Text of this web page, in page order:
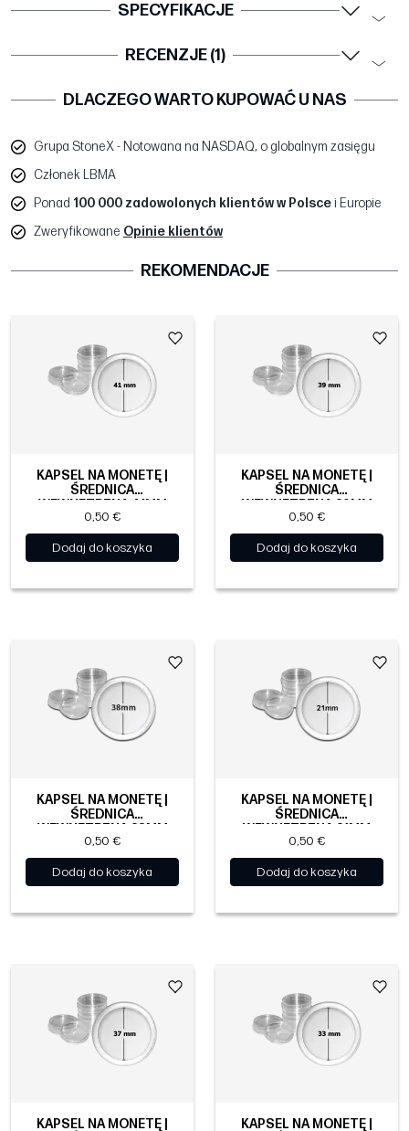
SPECYFIKACJE
RECENZJE (1)
DLACZEGO WARTO KUPOWAĆ U NAS
Grupa StoneX - Notowana na NASDAQ, o globalnym zasięgu
Członek LBMA
Ponad 100 000 zadowolonych klientów w Polscei Europie
Zweryfikowane Opinie klientów
REKOMENDACJE
KAPSEL NA MONETĘ |
ŚREDNICA
WEWNĘTRZNA 41MM
0,50 €
Dodaj do koszyka
KAPSEL NA MONETĘ |
ŚREDNICA
WEWNĘTRZNA 39MM
0,50 €
Dodaj do koszyka
KAPSEL NA MONETĘ |
ŚREDNICA
WEWNĘTRZNA 38MM
0,50 €
Dodaj do koszyka
KAPSEL NA MONETĘ |
ŚREDNICA
WEWNĘTRZNA 21MM
0,50 €
Dodaj do koszyka
KAPSEL NA MONETĘ |
KAPSEL NA MONETĘ |